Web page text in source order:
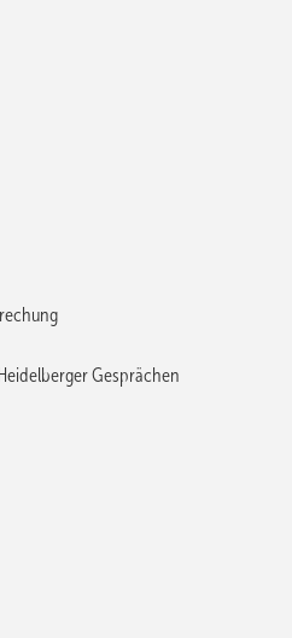
Versorgung von
eines intraoperativen
verkürzen und die anatomisch
und der medialen
Reposition im Bereich des
in der Regel palpatorisch und
das Risiko einer klinisch relevanten
der Orbitawand mit
werden.
Gesprächen